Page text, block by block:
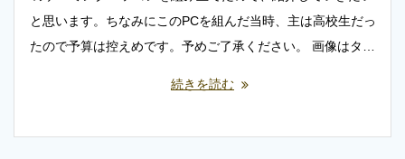
と思います。ちなみにこのPCを組んだ当時、主は高校生だっ
たので予算は控えめです。予めご了承ください。 画像はタ…
続きを読む